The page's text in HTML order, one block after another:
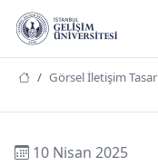
Görsel İletişim
10 Nisan 2025